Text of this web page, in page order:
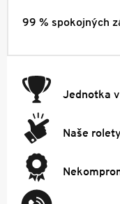
99 % spokojných
Jednotka
Naše